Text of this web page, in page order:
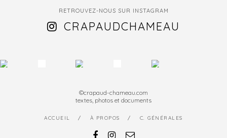
RETROUVEZ-NOUS SUR INSTAGRAM
CRAPAUDCHAMEAU
©crapaud-chameau.com
textes, photos et documents
ACCUEIL À PROPOS C. GÉNÉRALES